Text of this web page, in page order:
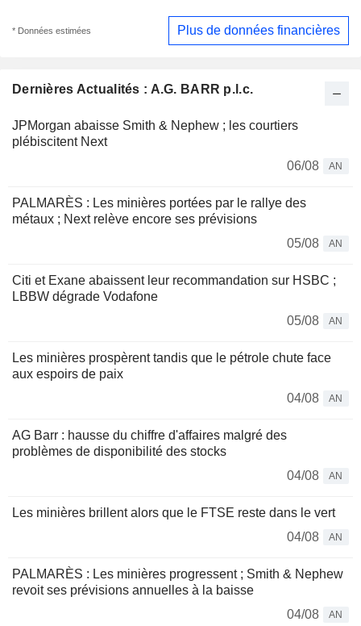
Dernières Actualités : A.G. BARR p.l.c.
JPMorgan abaisse Smith & Nephew ; les courtiers
plébiscitent Next
06/08
AN
PALMARÈS : Les minières portées par le rallye des
métaux ; Next relève encore ses prévisions
05/08
AN
Citi et Exane abaissent leur recommandation sur HSBC ;
LBBW dégrade Vodafone
05/08
AN
Les minières prospèrent tandis que le pétrole chute face
aux espoirs de paix
04/08
AN
AG Barr : hausse du chiffre d'affaires malgré des
problèmes de disponibilité des stocks
04/08
AN
Les minières brillent alors que le FTSE reste dans le vert
04/08
AN
PALMARÈS : Les minières progressent ; Smith & Nephew
revoit ses prévisions annuelles à la baisse
04/08
AN
* Données estimées Plus de données financières